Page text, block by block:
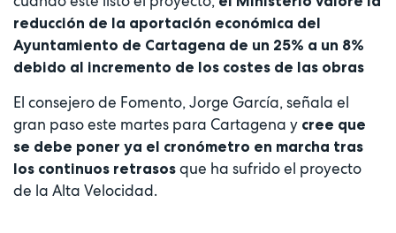
reducción de la aportación económica del
Ayuntamiento de Cartagena de un 25% a un 8%
debido al incremento de los costes de las obras
El consejero de Fomento, Jorge García, señala el
gran paso este martes para Cartagena y cree que
se debe poner ya el cronómetro en marcha tras
los continuos retrasos que ha sufrido el proyecto
de la Alta Velocidad.